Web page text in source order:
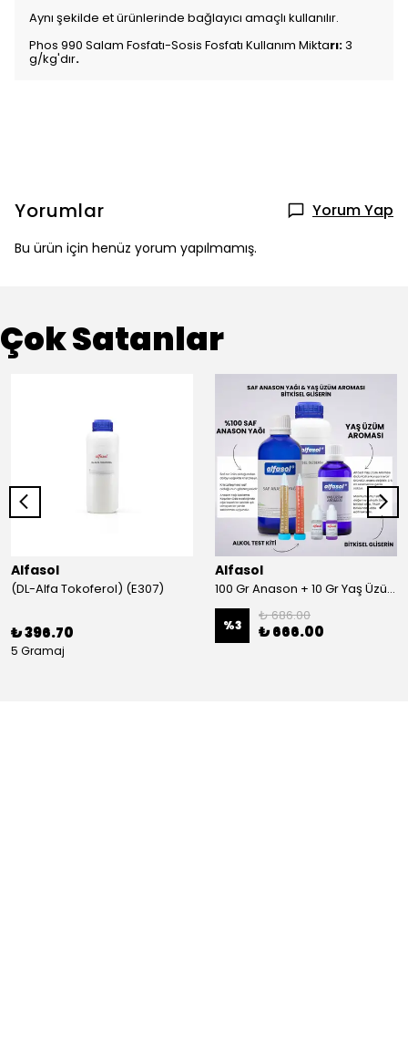
Aynı şekilde et ürünlerinde bağlayıcı amaçlı kullanılır.
Phos 990 Salam Fosfatı-Sosis Fosfatı Kullanım Miktarı:3
g/kg'dır.
Yorumlar Yorum Yap
Bu ürün için henüz yorum yapılmamış.
Çok Satanlar
Alfasol
(DL-Alfa Tokoferol) (E307)
₺ 396.70
5 Gramaj
Alfasol
100 Gr Anason + 10 Gr Yaş Üzüm + 250 Gr Gliserin + Alkol Test Kiti
%3
₺ 686.00
₺ 666.00